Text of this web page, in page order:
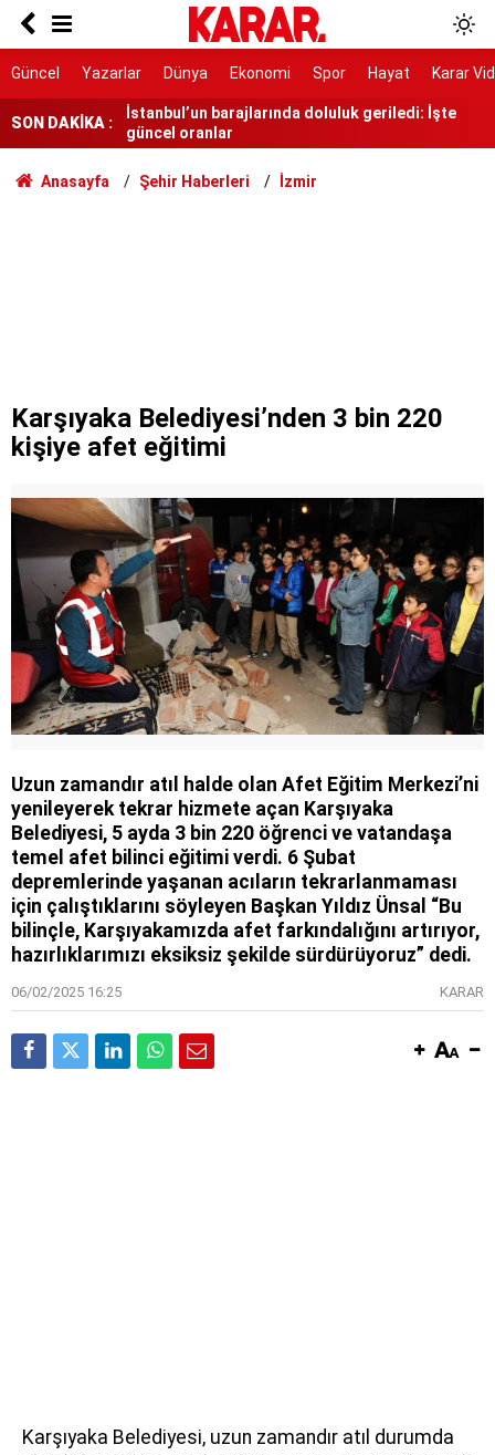
Güncel Yazarlar Dünya Ekonomi Spor Hayat Karar
SON DAKİKA :
Hava sıcaklıkları düşüyor, yağmur geliyor
güncel oranlar
Türkiye'den vize serbestisi için yeni adım
7 gün 7 gece hiç durmadan döndüler
tutuklandı
Anasayfa Şehir Haberleri İzmir
Karşıyaka Belediyesi’nden 3 bin 220
kişiye afet eğitimi
Uzun zamandır atıl halde olan Afet Eğitim Merkezi’ni
yenileyerek tekrar hizmete açan Karşıyaka
Belediyesi, 5 ayda 3 bin 220 öğrenci ve vatandaşa
temel afet bilinci eğitimi verdi. 6 Şubat
depremlerinde yaşanan acıların tekrarlanmaması
için çalıştıklarını söyleyen Başkan Yıldız Ünsal “Bu
bilinçle, Karşıyakamızda afet farkındalığını artırıyor,
hazırlıklarımızı eksiksiz şekilde sürdürüyoruz” dedi.
06/02/2025 16:25 KARAR
Karşıyaka Belediyesi, uzun zamandır atıl durumda